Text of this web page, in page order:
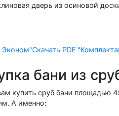
дверь из осиновой
Эконом"Скачать PDF
бани из
купить сруб бани
А именно: